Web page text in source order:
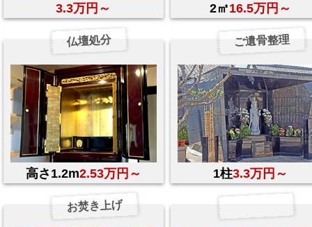
3.3万円～ 2㎡16.5万円～
仏壇処分
高さ1.2m2.53万円～
ご遺骨整理
1柱3.3万円～
お焚き上げ